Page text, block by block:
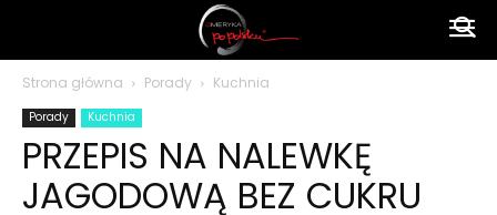
Strona główna Porady Kuchnia
Porady Kuchnia
PRZEPIS NA NALEWKĘ
JAGODOWĄ BEZ CUKRU